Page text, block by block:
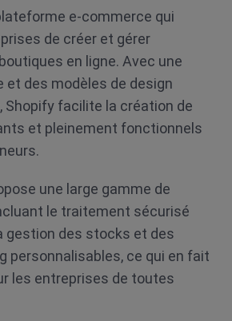
e-commerce qui
de créer et gérer
en ligne. Avec une
des modèles de design
Shopify facilite la création de
et pleinement fonctionnels
une large gamme de
le traitement sécurisé
gestion des stocks et des
personnalisables, ce qui en fait
les entreprises de toutes